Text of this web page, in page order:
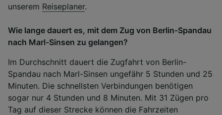
unserem Reiseplaner.
Wie lange dauert es, mit dem Zug von Berlin-Spandau
nach Marl-Sinsen zu gelangen?
Im Durchschnitt dauert die Zugfahrt von Berlin-
Spandau nach Marl-Sinsen ungefähr 5 Stunden und 25
Minuten. Die schnellsten Verbindungen benötigen
sogar nur 4 Stunden und 8 Minuten. Mit 31 Zügen pro
Tag auf dieser Strecke können die Fahrzeiten